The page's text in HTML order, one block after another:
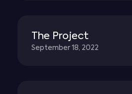
The Project
September 18, 2022